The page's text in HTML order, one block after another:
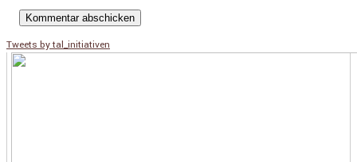
Tweets by tal_initiativen